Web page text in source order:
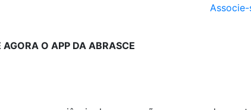
Associe-
AGORA O APP DA ABRASCE